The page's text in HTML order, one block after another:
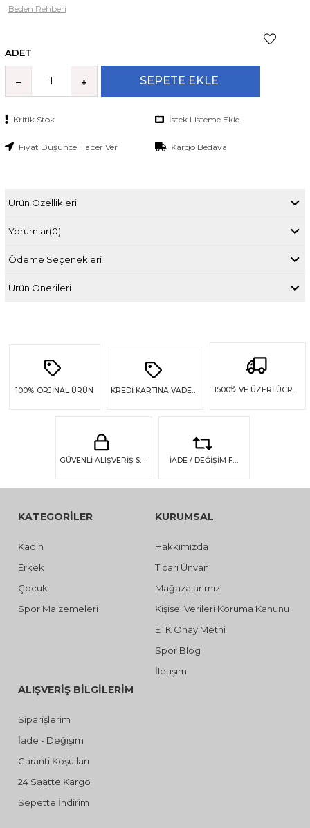
Beden Rehberi
ADET
Kritik Stok İstek Listeme Ekle
Fiyat Düşünce Haber Ver Kargo Bedava
Ürün Özellikleri
Yorumlar(0)
Ödeme Seçenekleri
Ürün Önerileri
100% ORJİNAL ÜRÜN 1500₺ VE ÜZERİ ÜCRETSİZ KARGO
GÜVENLİ ALIŞVERİŞ SSL GÜVENLİĞİ İADE / DEĞİŞİM FIRSATI
KATEGORİLER
Kadın
Erkek
Çocuk
Spor Malzemeleri
KURUMSAL
Hakkımızda
Ticari Ünvan
Mağazalarımız
Kişisel Verileri Koruma Kanunu
ETK Onay Metni
Spor Blog
İletişim
ALIŞVERİŞ BİLGİLERİM
Siparişlerim
İade - Değişim
Garanti Koşulları
24 Saatte Kargo
Sepette İndirim